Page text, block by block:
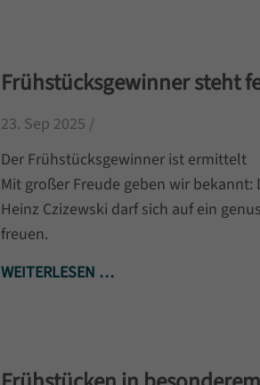
Frühstücksgewinner steht
23. Sep 2025 /
Der Frühstücksgewinner ist ermittelt
Mit großer Freude geben wir
Heinz Czizewski darf sich auf ein
freuen.
WEITERLESEN …